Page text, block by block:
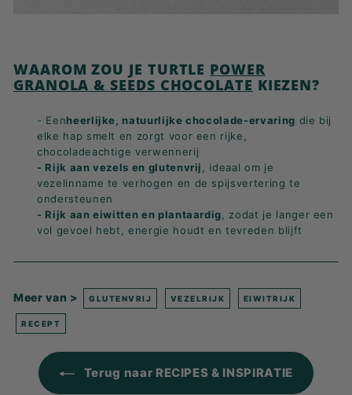
WAAROM ZOU JE TURTLE POWER
GRANOLA & SEEDS CHOCOLATE KIEZEN?
- Eenheerlijke, natuurlijke chocolade-ervaring die bij
elke hap smelt en zorgt voor een rijke,
chocoladeachtige verwennerij
- Rijk aan vezels en glutenvrij
, ideaal om je
vezelinname te verhogen en de spijsvertering te
ondersteunen
- Rijk aan eiwitten en plantaardig , zodat je langer een
vol gevoel hebt, energie houdt en tevreden blijft
Meer van > GLUTENVRIJ VEZELRIJK EIWITRIJK
RECEPT
Terug naar RECIPES & INSPIRATIE